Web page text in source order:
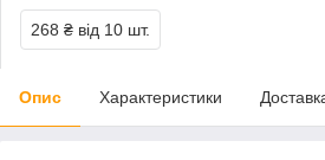
268 ₴ від 10 шт.
Опис Характеристики